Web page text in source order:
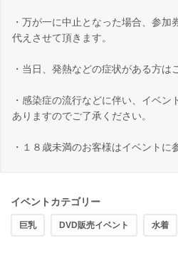
・万が一に中止となった場合、参加
代えさせて頂きます。
・当日、発熱などの症状がある方は
・感染症の流行などに伴い、イベン
ありますのでご了承ください。
・１８歳未満のお客様はイベントに
イベントカテゴリー
巨乳 DVD販売イベント 水着